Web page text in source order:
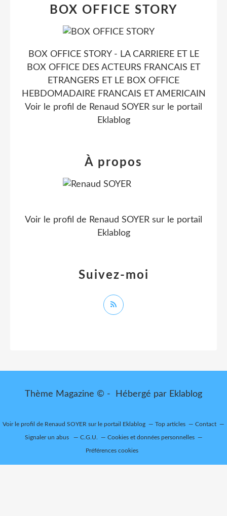
BOX OFFICE STORY
BOX OFFICE STORY - LA CARRIERE ET LE
BOX OFFICE DES ACTEURS FRANCAIS ET
ETRANGERS ET LE BOX OFFICE
HEBDOMADAIRE FRANCAIS ET AMERICAIN
Voir le profil de Renaud SOYER sur le portail
Eklablog
Suivez-moi
À propos
Voir le profil de Renaud SOYER sur le portail
Eklablog
Thème Magazine © - Hébergé par Eklablog
Voir le profil de Renaud SOYER sur le portail Eklablog Top articles Contact
Signaler un abus C.G.U. Cookies et données personnelles
Préférences cookies